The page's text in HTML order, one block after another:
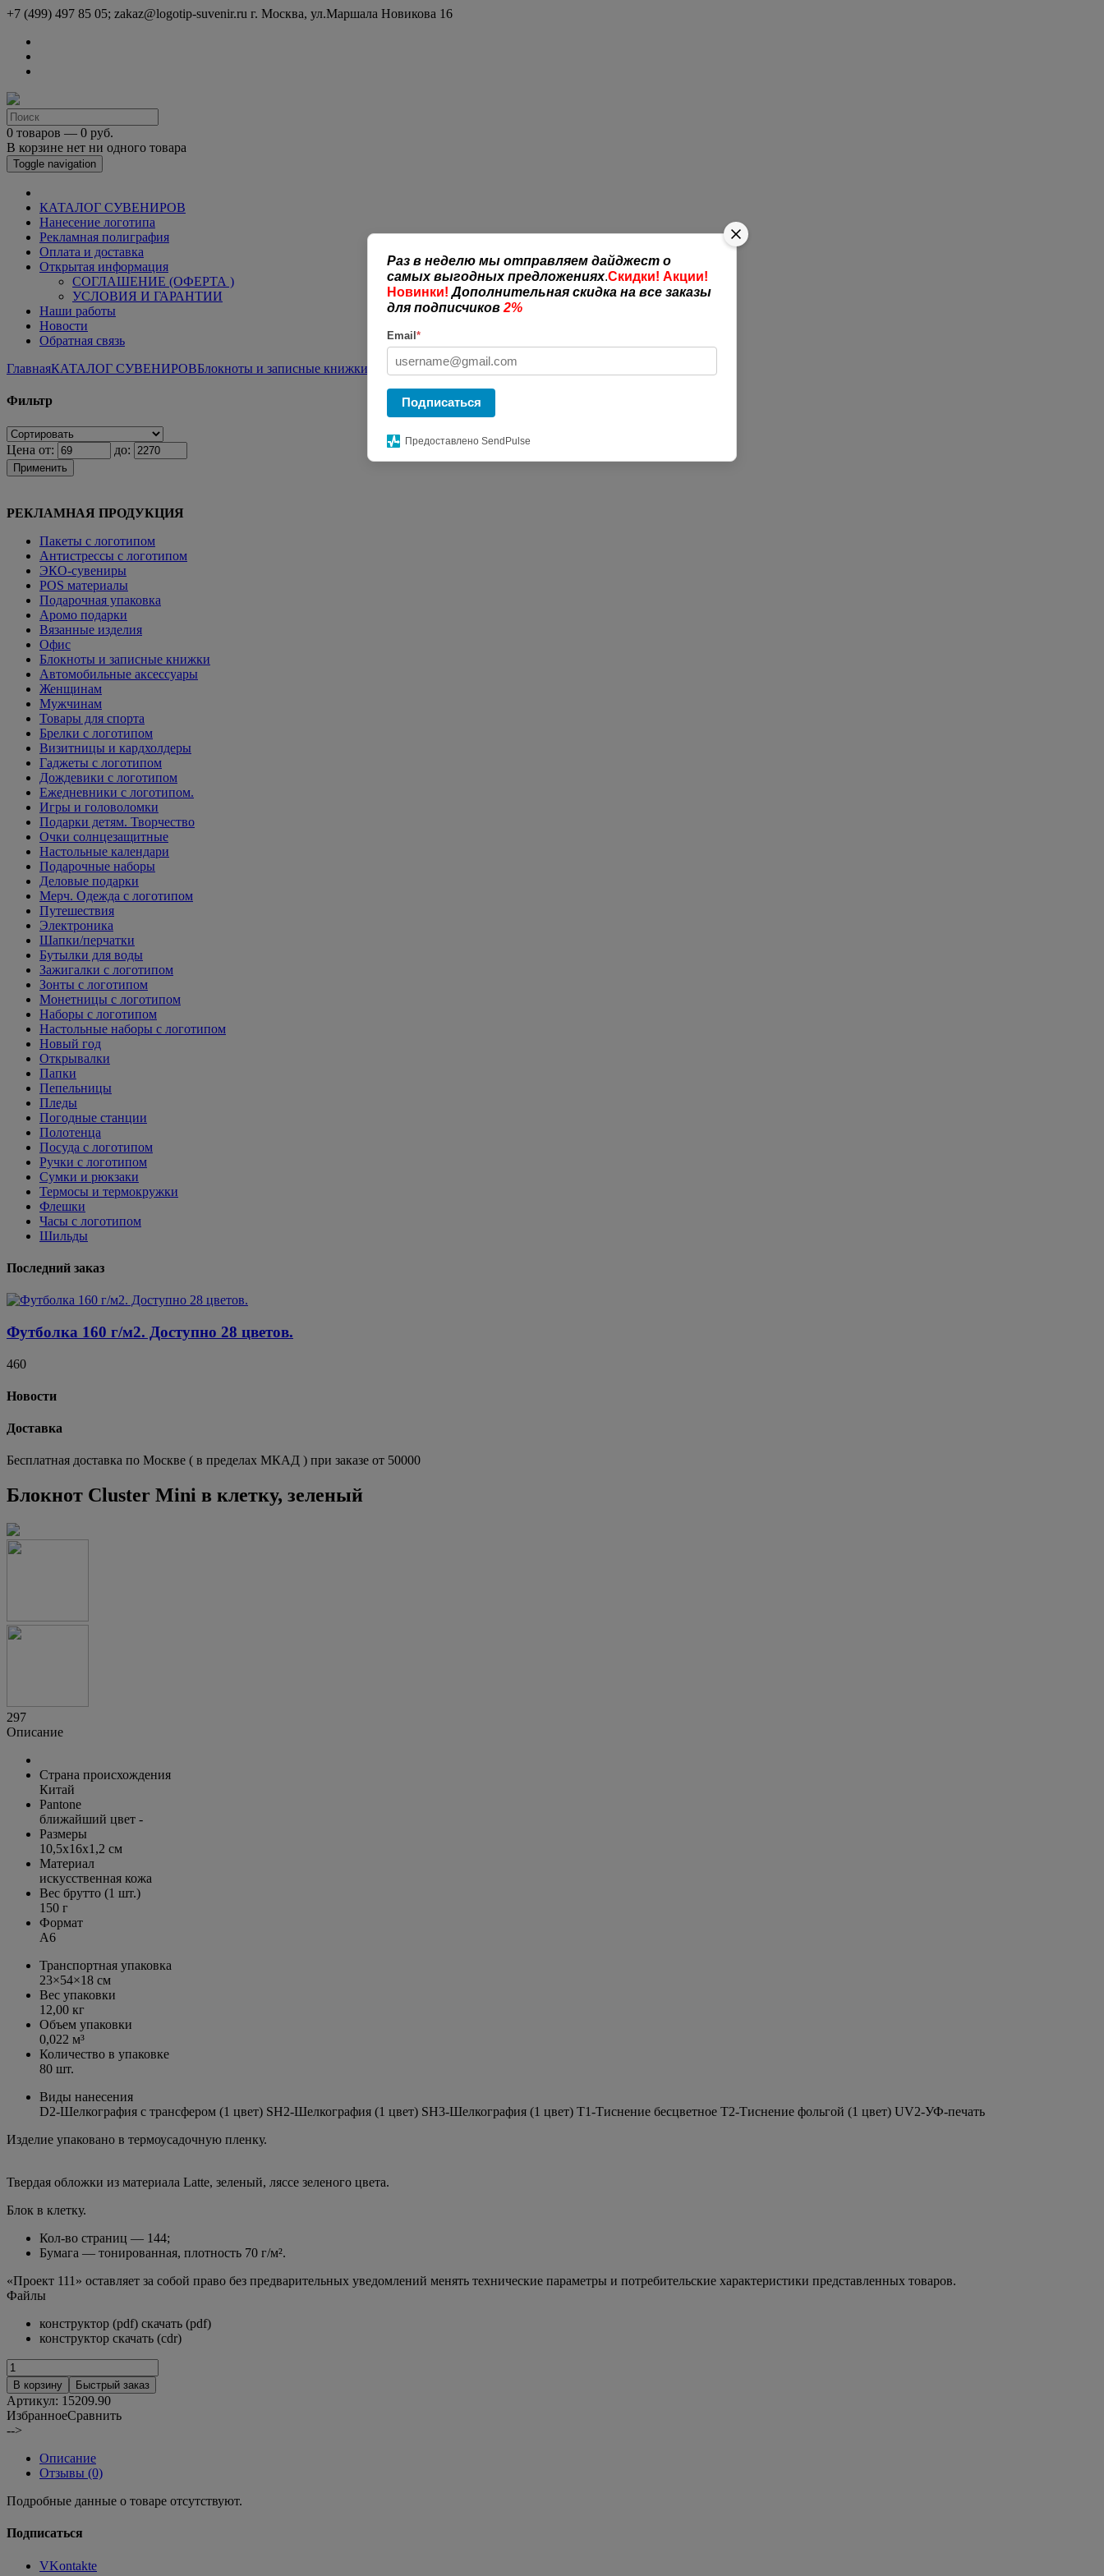
+7 (499) 497 85 05; zakaz@logotip-suvenir.ru г. Москва, ул.Маршала Новикова 16
0 товаров — 0 руб.
В корзине нет ни одного товара
Toggle navigation
КАТАЛОГ СУВЕНИРОВ
Нанесение логотипа
Рекламная полиграфия
Оплата и доставка
Открытая информация
СОГЛАШЕНИЕ (ОФЕРТА )
УСЛОВИЯ И ГАРАНТИИ
Наши работы
Новости
Обратная связь
ГлавнаяКАТАЛОГ СУВЕНИРОВБлокноты и записные книжки Блокнот Cluster Mini в клетку, зеленый
Фильтр
Цена от: до:
Применить
РЕКЛАМНАЯ ПРОДУКЦИЯ
Пакеты с логотипом
Антистрессы с логотипом
ЭКО-сувениры
POS материалы
Подарочная упаковка
Аромо подарки
Вязанные изделия
Офис
Блокноты и записные книжки
Автомобильные аксессуары
Женщинам
Мужчинам
Товары для спорта
Брелки с логотипом
Визитницы и кардхолдеры
Гаджеты с логотипом
Дождевики с логотипом
Ежедневники с логотипом.
Игры и головоломки
Подарки детям. Творчество
Очки солнцезащитные
Настольные календари
Подарочные наборы
Деловые подарки
Мерч. Одежда с логотипом
Путешествия
Электроника
Шапки/перчатки
Бутылки для воды
Зажигалки с логотипом
Зонты с логотипом
Монетницы с логотипом
Наборы с логотипом
Настольные наборы с логотипом
Новый год
Открывалки
Папки
Пепельницы
Пледы
Погодные станции
Полотенца
Посуда с логотипом
Ручки с логотипом
Сумки и рюкзаки
Термосы и термокружки
Флешки
Часы с логотипом
Шильды
Последний заказ
Футболка 160 г/м2. Доступно 28 цветов.
460
Новости
Доставка
Бесплатная доставка по Москве ( в пределах МКАД ) при заказе от 50000
Блокнот Cluster Mini в клетку, зеленый
297
Описание
Страна происхождения
Китай
Pantone
ближайший цвет -
Размеры
10,5х16х1,2 см
Материал
искусственная кожа
Вес брутто (1 шт.)
150 г
Формат
А6
Транспортная упаковка
23×54×18 см
Вес упаковки
12,00 кг
Объем упаковки
0,022 м³
Количество в упаковке
80 шт.
Виды нанесения
D2-Шелкография с трансфером (1 цвет) SH2-Шелкография (1 цвет) SH3-Шелкография (1 цвет) T1-Тиснение бесцветное T2-Тиснение фольгой (1 цвет) UV2-УФ-печать
Изделие упаковано в термоусадочную пленку.
Твердая обложки из материала Latte, зеленый, ляссе зеленого цвета.
Блок в клетку.
Кол-во страниц — 144;
Бумага — тонированная, плотность 70 г/м².
«Проект 111» оставляет за собой право без предварительных уведомлений менять технические параметры и потребительские характеристики представленных товаров.
Файлы
конструктор (pdf) скачать (pdf)
конструктор скачать (cdr)
В корзину Быстрый заказ
Артикул: 15209.90
ИзбранноеСравнить
-->
Описание
Отзывы (0)
Подробные данные о товаре отсутствуют.
Подписаться
VKontakte
Раз в неделю мы отправляем дайджест о
самых выгодных предложениях.Скидки! Акции!
Новинки!Дополнительная скидка на все заказы
для подписчиков 2%
Email *
Подписаться
Предоставлено SendPulse